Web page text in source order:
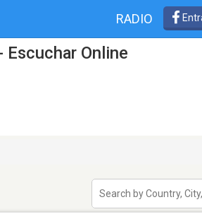
RADIO
Escuchar Online